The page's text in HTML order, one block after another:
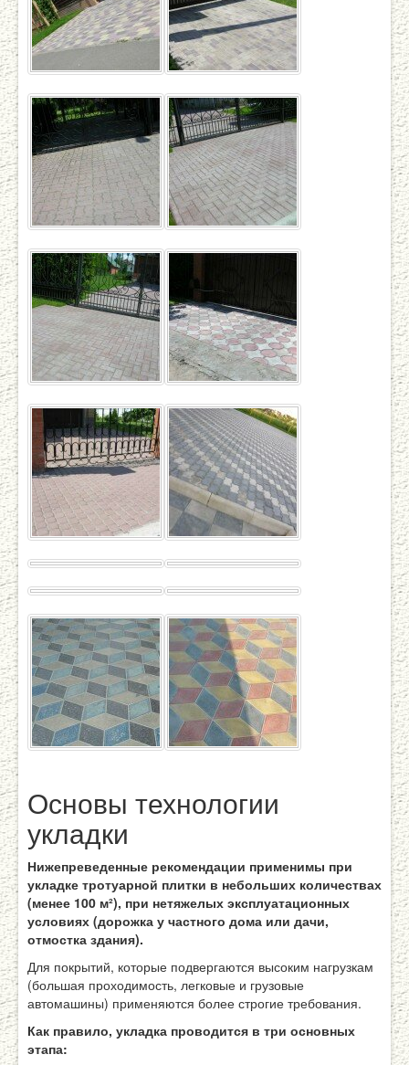
Основы технологии
укладки
Нижепреведенные рекомендации применимы при
укладке тротуарной плитки в небольших количествах
(менее 100 м²), при нетяжелых эксплуатационных
условиях (дорожка у частного дома или дачи,
отмостка здания).
Для покрытий, которые подвергаются высоким нагрузкам
(большая проходимость, легковые и грузовые
автомашины) применяются более строгие требования.
Как правило, укладка проводится в три основных
этапа: